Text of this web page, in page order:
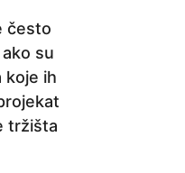
često
su
koje ih
tržišta